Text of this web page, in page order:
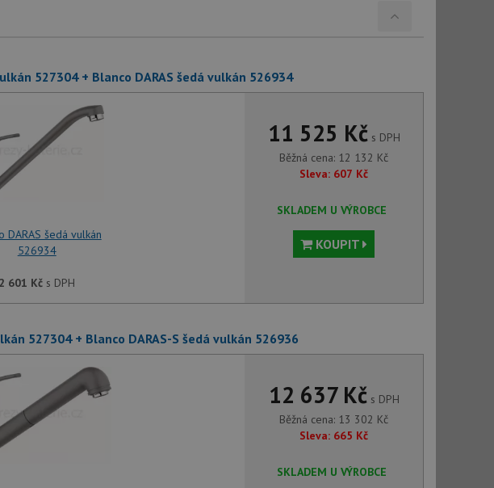
527304 + Blanco DARAS šedá vulkán 526934
DARAS šedá vulkán
526934
2 601 Kč s DPH
11 525 Kčs DPH
Běžná cena: 12 132 Kč
Sleva: 607 Kč
SKLADEM U VÝROBCE
KOUPIT
527304 + Blanco DARAS-S šedá vulkán 526936
12 637 Kčs DPH
Běžná cena: 13 302 Kč
Sleva: 665 Kč
SKLADEM U VÝROBCE